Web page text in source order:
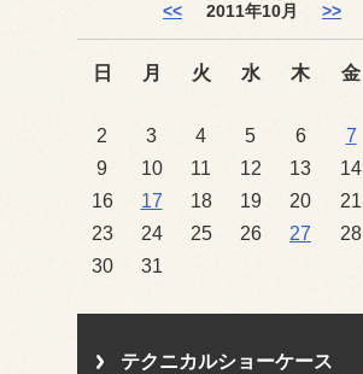
<< 2011年10月 >>
日 月 火 水 木 金
2
3 4 5 6 7
9
10 11 12 13 14
16
17 18 19 20 21
23
24 25 26 27 28
30
31
テクニカルショーケース